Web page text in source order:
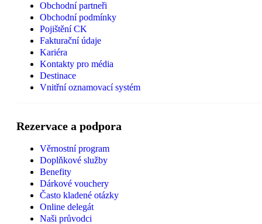
Obchodní partneři
Obchodní podmínky
Pojištění CK
Fakturační údaje
Kariéra
Kontakty pro média
Destinace
Vnitřní oznamovací systém
Rezervace a podpora
Věrnostní program
Doplňkové služby
Benefity
Dárkové vouchery
Často kladené otázky
Online delegát
Naši průvodci